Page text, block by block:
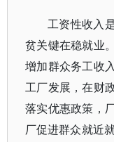
工资性收入
贫关键在稳就业
增加群众务工收
工厂发展，在财
落实优惠政策，
厂促进群众就近